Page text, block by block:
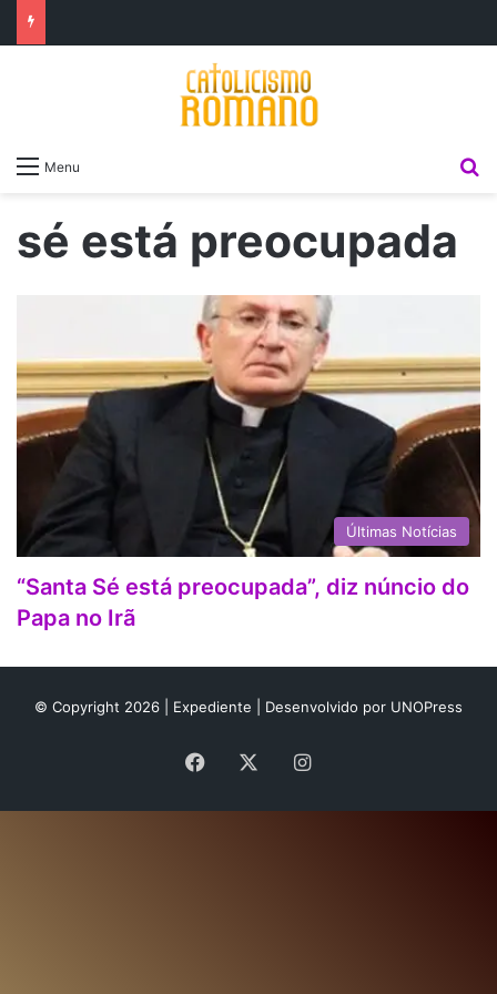
Menu
sé está preocupada
Últimas Notícias
“Santa Sé está preocupada”, diz núncio do
Papa no Irã
© Copyright 2026 | Expediente | Desenvolvido por UNOPress
Facebook Instagram